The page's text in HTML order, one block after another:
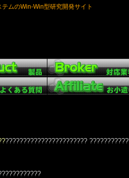
ムのWin-Win型研究開発サイト
???????????????????????